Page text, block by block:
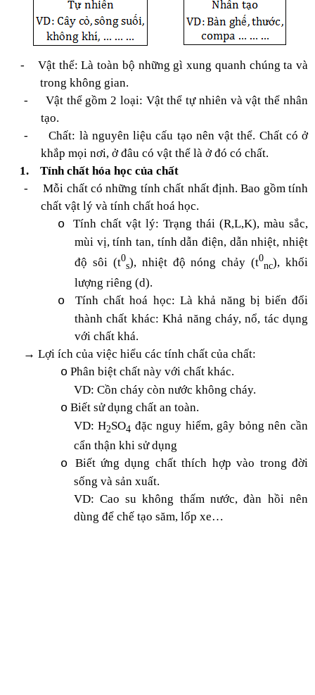
-
Vật thể: Là toàn bộ những gì xung quanh chúng ta và
trong không gian.
-
Vật thể gồm 2 loại: Vật thể tự nhiên và vật thể nhân
tạo.
-
Chất: là nguyên liệu cấu tạo nên vật thể. Chất có ở
khắp mọi nơi, ở đâu có vật thể là ở đó có chất.
1.
Tính chất hóa học của chất
-
Mỗi chất có những tính chất nhất định. Bao gồm tính
chất vật lý và tính chất hoá học.
o
Tính chất vật lý: Trạng thái (R,L,K), màu sắc,
mùi vị, tính tan, tính dẫn điện, dẫn nhiệt, nhiệt
độ sôi (t0
s), nhiệt độ nóng chảy (t0
nc), khối
lượng riêng (d).
o
Tính chất hoá học: Là khả năng bị biến đổi
thành chất khác: Khả năng cháy, nổ, tác dụng
với chất khá.
→ Lợi ích của việc hiểu các tính chất của chất:
o Phân biệt chất này với chất khác.
VD: Cồn cháy còn nước không cháy.
o Biết sử dụng chất an toàn.
VD: H2SO4 đặc nguy hiểm, gây bỏng nên cần
cẩn thận khi sử dụng
o
Biết ứng dụng chất thích hợp vào trong đời
sống và sản xuất.
VD: Cao su không thấm nước, đàn hồi nên
dùng để chế tạo săm, lốp xe…